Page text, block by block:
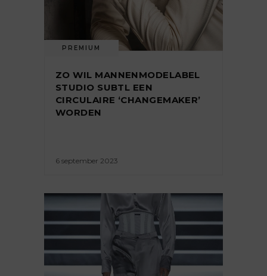
PREMIUM
ZO WIL MANNENMODELABEL
STUDIO SUBTL EEN
CIRCULAIRE ‘CHANGEMAKER’
WORDEN
6 september 2023